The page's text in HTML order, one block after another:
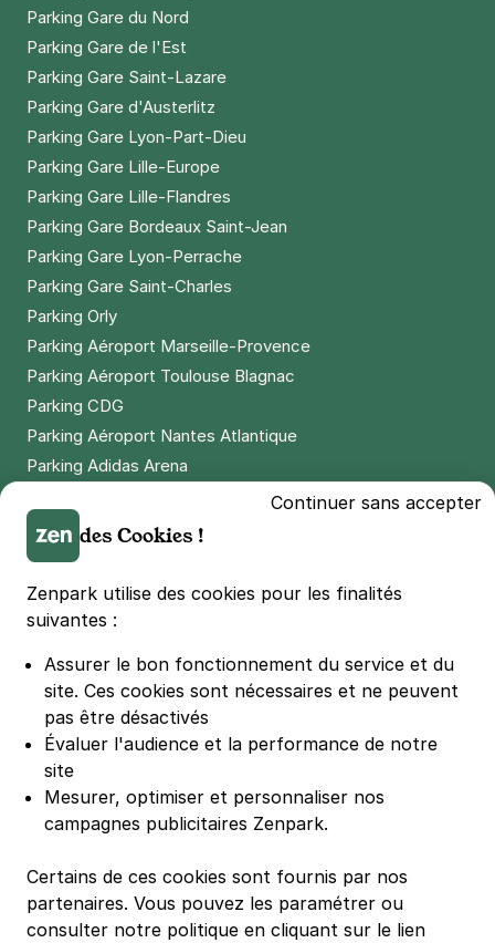
Parking Gare du Nord
Parking Gare de l'Est
Parking Gare Saint-Lazare
Parking Gare d'Austerlitz
Parking Gare Lyon-Part-Dieu
Parking Gare Lille-Europe
Parking Gare Lille-Flandres
Parking Gare Bordeaux Saint-Jean
Parking Gare Lyon-Perrache
Parking Gare Saint-Charles
Parking Orly
Parking Aéroport Marseille-Provence
Parking Aéroport Toulouse Blagnac
Parking CDG
Parking Aéroport Nantes Atlantique
Parking Adidas Arena
Parking LDLC Arena
Parking Stade Pierre Mauroy
Parking Groupama Stadium
Parking Vélodrome
Parking Bercy
Parking La Défense Arena
Parking Les 4 temps
Parking Nation
Parking Porte de Versailles
Parking Lille Grand Palais
Parking Casino Barrière Lille
Continuer sans accepter
des Cookies !
Zenpark utilise des cookies pour les finalités
suivantes :
Assurer le bon fonctionnement du service et du
site. Ces cookies sont nécessaires et ne peuvent
pas être désactivés
Évaluer l'audience et la performance de notre
site
Mesurer, optimiser et personnaliser nos
campagnes publicitaires Zenpark.
Certains de ces cookies sont fournis par nos
partenaires. Vous pouvez les paramétrer ou
consulter notre politique en cliquant sur le lien